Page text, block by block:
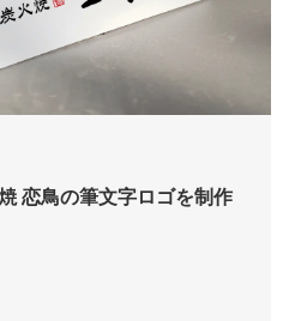
恋鳥の筆文字ロゴを制作